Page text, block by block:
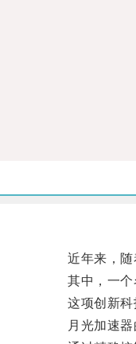
近年来，随着
其中，一个名
这项创新科技
月光加速器的